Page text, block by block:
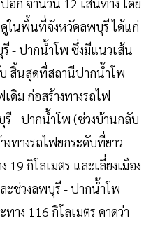
อีก จำนวน 12 เส้นทาง โดย
ในพื้นที่จังหวัดลพบุรี ได้แก่
รี - ปากน้ำโพ ซึ่งมีแนวเส้น
สิ้นสุดที่สถานีปากน้ำโพ
ดิม ก่อสร้างทางรถไฟ
รี - ปากน้ำโพ (ช่วงบ้านกลับ
งทางรถไฟยกระดับที่ยาว
กิโลเมตร และเลี่ยงเมือง
ะช่วงลพบุรี - ปากน้ำโพ
าง 116 กิโลเมตร คาดว่า